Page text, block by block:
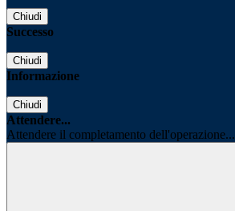
Chiudi
Successo
Chiudi
Informazione
Chiudi
Attendere...
Attendere il completamento dell'operazione...